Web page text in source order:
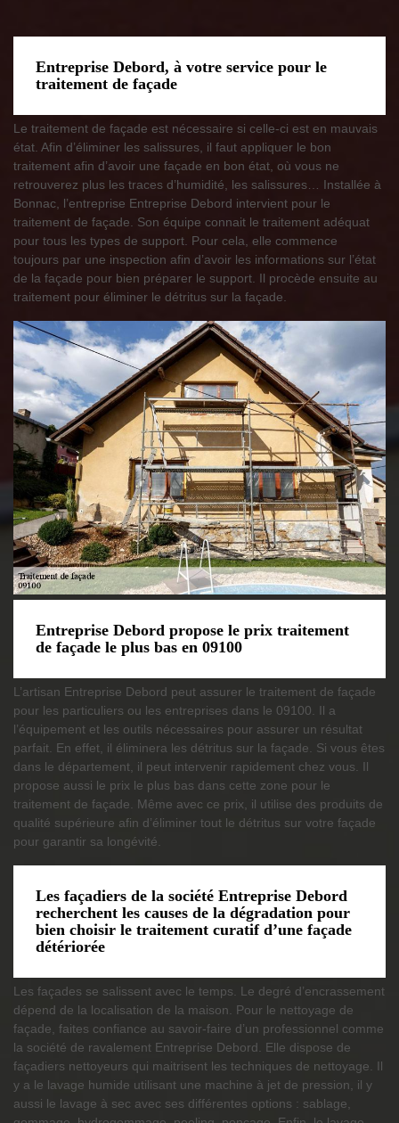
Entreprise Debord, à votre service pour le
traitement de façade
Le traitement de façade est nécessaire si celle-ci est en mauvais
état. Afin d’éliminer les salissures, il faut appliquer le bon
traitement afin d’avoir une façade en bon état, où vous ne
retrouverez plus les traces d’humidité, les salissures… Installée à
Bonnac, l’entreprise Entreprise Debord intervient pour le
traitement de façade. Son équipe connait le traitement adéquat
pour tous les types de support. Pour cela, elle commence
toujours par une inspection afin d’avoir les informations sur l’état
de la façade pour bien préparer le support. Il procède ensuite au
traitement pour éliminer le détritus sur la façade.
Entreprise Debord propose le prix traitement
de façade le plus bas en 09100
L’artisan Entreprise Debord peut assurer le traitement de façade
pour les particuliers ou les entreprises dans le 09100. Il a
l’équipement et les outils nécessaires pour assurer un résultat
parfait. En effet, il éliminera les détritus sur la façade. Si vous êtes
dans le département, il peut intervenir rapidement chez vous. Il
propose aussi le prix le plus bas dans cette zone pour le
traitement de façade. Même avec ce prix, il utilise des produits de
qualité supérieure afin d’éliminer tout le détritus sur votre façade
pour garantir sa longévité.
Les façadiers de la société Entreprise Debord
recherchent les causes de la dégradation pour
bien choisir le traitement curatif d’une façade
détériorée
Les façades se salissent avec le temps. Le degré d’encrassement
dépend de la localisation de la maison. Pour le nettoyage de
façade, faites confiance au savoir-faire d’un professionnel comme
la société de ravalement Entreprise Debord. Elle dispose de
façadiers nettoyeurs qui maitrisent les techniques de nettoyage. Il
y a le lavage humide utilisant une machine à jet de pression, il y
aussi le lavage à sec avec ses différentes options : sablage,